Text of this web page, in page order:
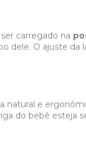
carregado na
dele. O ajuste da
e
do bebê esteja